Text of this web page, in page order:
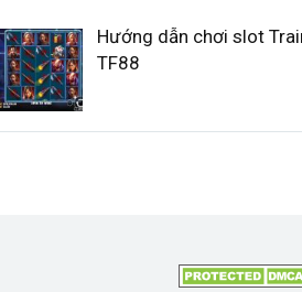
Hướng dẫn chơi slot
TF88